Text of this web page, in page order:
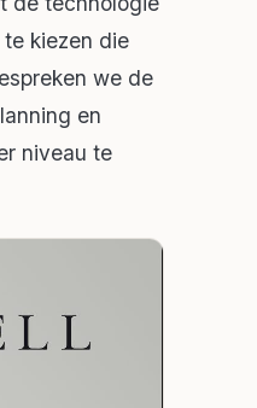
kiezen die
we de
en
niveau te